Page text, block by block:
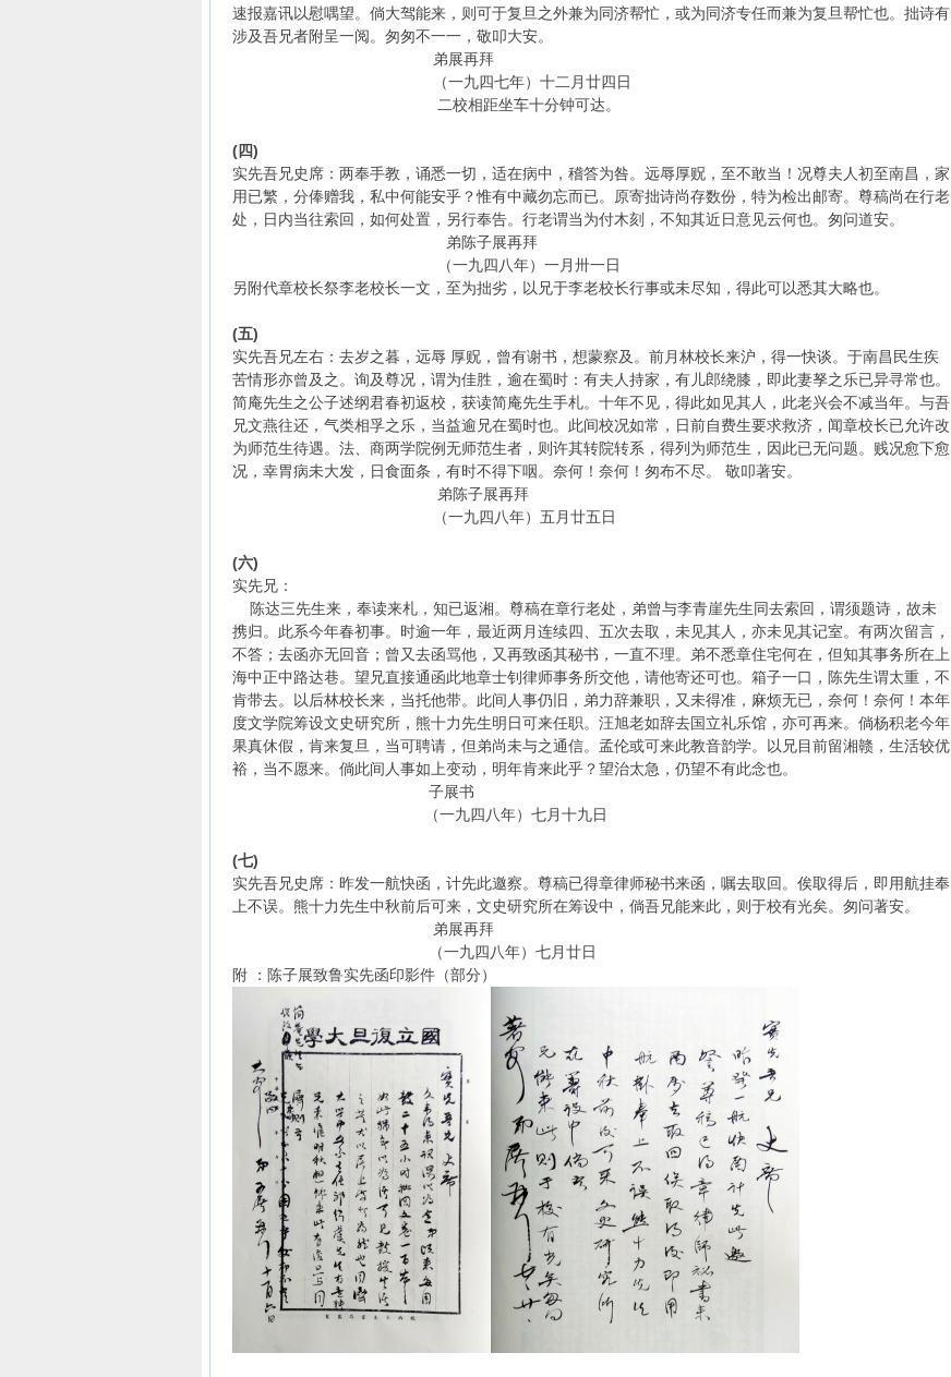
速报嘉讯以慰喁望。倘大驾能来，则可于复旦之外兼为同济帮忙，或为同济专任而兼为复旦帮忙也。拙诗有
涉及吾兄者附呈一阅。匆匆不一一，敬叩大安。
弟展再拜
（一九四七年）十二月廿四日
二校相距坐车十分钟可达。
(四)
实先吾兄史席：两奉手教，诵悉一切，适在病中，稽答为咎。远辱厚贶，至不敢当！况尊夫人初至南昌，家
用已繁，分俸赠我，私中何能安乎？惟有中藏勿忘而已。原寄拙诗尚存数份，特为检出邮寄。尊稿尚在行老
处，日内当往索回，如何处置，另行奉告。行老谓当为付木刻，不知其近日意见云何也。匆问道安。
弟陈子展再拜
（一九四八年）一月卅一日
另附代章校长祭李老校长一文，至为拙劣，以兄于李老校长行事或未尽知，得此可以悉其大略也。
(五)
实先吾兄左右：去岁之暮，远辱 厚贶，曾有谢书，想蒙察及。前月林校长来沪，得一快谈。于南昌民生疾
苦情形亦曾及之。询及尊况，谓为佳胜，逾在蜀时：有夫人持家，有儿郎绕膝，即此妻孥之乐已异寻常也。
简庵先生之公子述纲君春初返校，获读简庵先生手札。十年不见，得此如见其人，此老兴会不减当年。与吾
兄文燕往还，气类相孚之乐，当益逾兄在蜀时也。此间校况如常，日前自费生要求救济，闻章校长已允许改
为师范生待遇。法、商两学院例无师范生者，则许其转院转系，得列为师范生，因此已无问题。贱况愈下愈
况，幸胃病未大发，日食面条，有时不得下咽。奈何！奈何！匆布不尽。 敬叩著安。
弟陈子展再拜
（一九四八年）五月廿五日
(六)
实先兄：
陈达三先生来，奉读来札，知已返湘。尊稿在章行老处，弟曾与李青崖先生同去索回，谓须题诗，故未
携归。此系今年春初事。时逾一年，最近两月连续四、五次去取，未见其人，亦未见其记室。有两次留言，
不答；去函亦无回音；曾又去函骂他，又再致函其秘书，一直不理。弟不悉章住宅何在，但知其事务所在上
海中正中路达巷。望兄直接通函此地章士钊律师事务所交他，请他寄还可也。箱子一口，陈先生谓太重，不
肯带去。以后林校长来，当托他带。此间人事仍旧，弟力辞兼职，又未得准，麻烦无已，奈何！奈何！本年
度文学院筹设文史研究所，熊十力先生明日可来任职。汪旭老如辞去国立礼乐馆，亦可再来。倘杨积老今年
果真休假，肯来复旦，当可聘请，但弟尚未与之通信。孟伦或可来此教音韵学。以兄目前留湘赣，生活较优
裕，当不愿来。倘此间人事如上变动，明年肯来此乎？望治太急，仍望不有此念也。
子展书
（一九四八年）七月十九日
(七)
实先吾兄史席：昨发一航快函，计先此邀察。尊稿已得章律师秘书来函，嘱去取回。俟取得后，即用航挂奉
上不误。熊十力先生中秋前后可来，文史研究所在筹设中，倘吾兄能来此，则于校有光矣。匆问著安。
弟展再拜
（一九四八年）七月廿日
附 ：陈子展致鲁实先函印影件（部分）